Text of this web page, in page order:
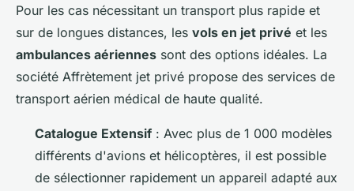
Pour les cas nécessitant un transport plus rapide et
sur de longues distances, les vols en jet privé et les
ambulances aériennes sont des options idéales. La
société Affrètement jet privé propose des services de
transport aérien médical de haute qualité.
Catalogue Extensif : Avec plus de 1 000 modèles
différents d'avions et hélicoptères, il est possible
de sélectionner rapidement un appareil adapté aux